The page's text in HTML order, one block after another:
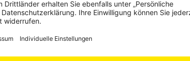
(Datenschutzbestimmungen von Mapbox)